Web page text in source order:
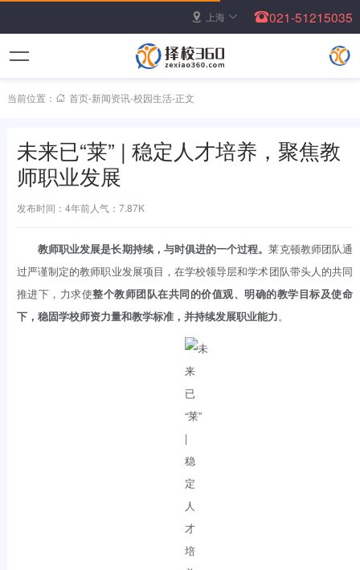
上海 021-51215035
当前位置： 首页-新闻资讯-校园生活-正文
未来已“莱” | 稳定人才培养，聚焦教
师职业发展
发布时间：4年前人气：7.87K
教师职业发展是长期持续，与时俱进的一个过程。莱克顿教师团队通
过严谨制定的教师职业发展项目，在学校领导层和学术团队带头人的共同
推进下，力求使整个教师团队在共同的价值观、明确的教学目标及使命
下，稳固学校师资力量和教学标准，并持续发展职业能力。